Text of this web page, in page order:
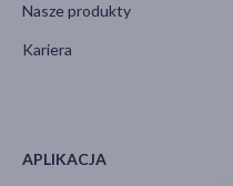
Nasze produkty
Kariera
APLIKACJA